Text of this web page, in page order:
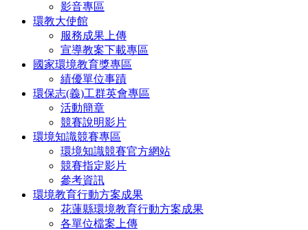
影音專區
環教大使館
服務成果上傳
宣導教案下載專區
國家環境教育獎專區
績優單位事蹟
環保志(義)工群英會專區
活動簡章
競賽說明影片
環境知識競賽專區
環境知識競賽官方網站
競賽指定影片
參考資訊
環境教育行動方案成果
花蓮縣環境教育行動方案成果
各單位檔案上傳